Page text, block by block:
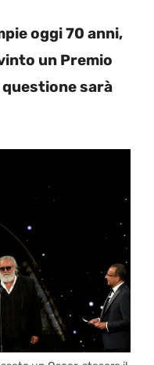
oggi 70 anni,
un Premio
sarà